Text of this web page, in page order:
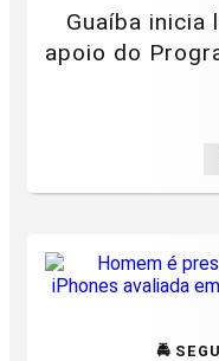
Guaíba inicia
apoio do
🚔